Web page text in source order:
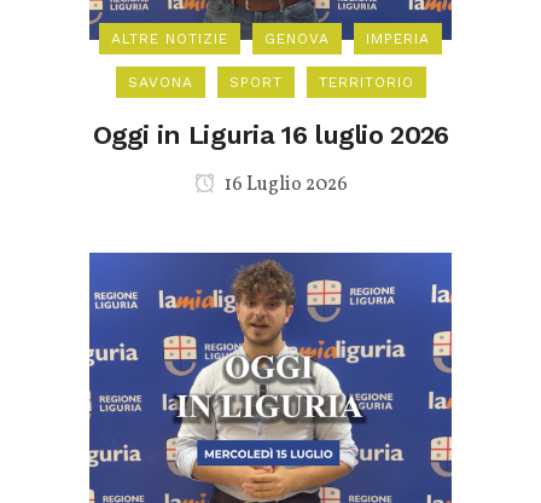
ALTRE NOTIZIE GENOVA IMPERIA
SAVONA SPORT TERRITORIO
Oggi in Liguria 16 luglio 2026
16 Luglio 2026